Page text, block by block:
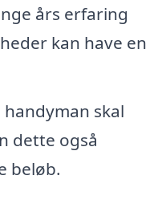
års erfaring
kan have en
skal
dette også
beløb.